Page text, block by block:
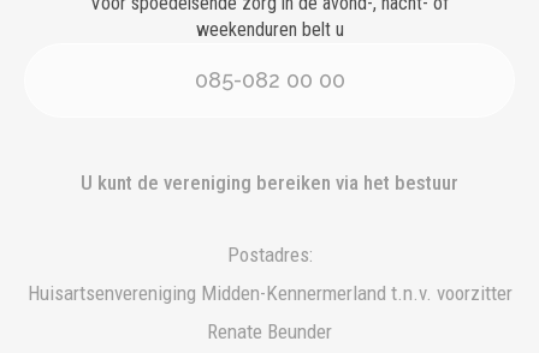
weekenduren belt u
085-082 00 00
U kunt de vereniging bereiken via het bestuur
Postadres:
Huisartsenvereniging Midden-Kennermerland t.n.v. voorzitter
Renate Beunder